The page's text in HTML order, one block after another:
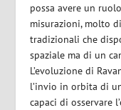
possa avere un
misurazioni, molto
tradizionali che
spaziale ma di un
L’evoluzione di
l’invio in orbita di
capaci di osservare